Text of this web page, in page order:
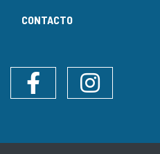
CONTACTO
Instagram